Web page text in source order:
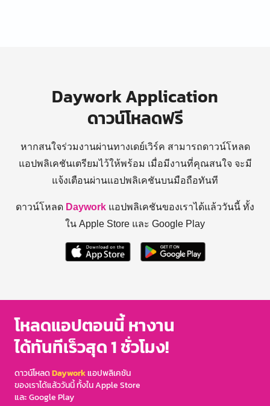
Daywork Application
ดาวน์โหลดฟรี
หากสนใจร่วมงานผ่านทางเดย์เวิร์ค สามารถดาวน์โหลด
แอปพลิเคชันเตรียมไว้ให้พร้อม เมื่อมีงานที่คุณสนใจ จะมี
แจ้งเตือนผ่านแอปพลิเคชันบนมือถือทันที
ดาวน์โหลด Daywork แอปพลิเคชันของเราได้แล้ววันนี้ ทั้ง
ใน Apple Store และ Google Play
โหลดแอปตอนนี้ หางาน
ได้ทันทีเร็วสุด 1 ชั่วโมง!
ดาวน์โหลดDayworkแอปพลิเคชัน
ของเราได้แล้ววันนี้ ทั้งใน Apple Store
และ Google Play